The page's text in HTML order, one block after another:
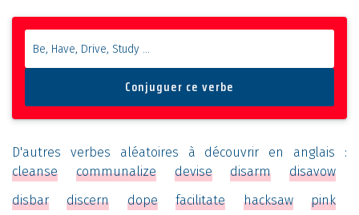
D'autres verbes aléatoires à découvrir en anglais :
cleanse
communalize devise disarm
disavow
disbar
discern dope facilitate hacksaw pink